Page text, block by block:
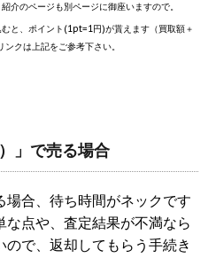
介のページも別ページに御座いますので。
と、ポイント(1pt=1円)が貰えます（買取額＋
クは上記をご参考下さい。
」で売る場合
場合、待ち時間がネックです
点や、査定結果が不満なら
で、返却してもらう手続き